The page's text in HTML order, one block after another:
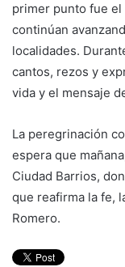
primer punto fue el
continúan
localidades.
cantos, rezos y
vida y el mensaje
La peregrinación
espera que
Ciudad Barrios,
que reafirma la fe,
Romero.